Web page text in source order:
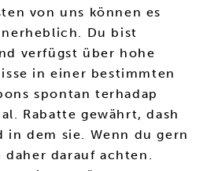
von uns können es
Du bist
verfügst über hohe
in einer bestimmten
spontan terhadap
Rabatte gewährt, dash
in dem sie. Wenn du gern
darauf achten.